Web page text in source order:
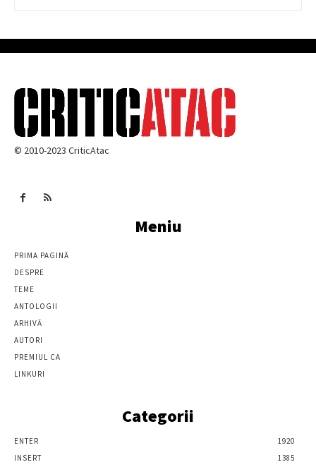
© 2010-2023 CriticAtac
Meniu
PRIMA PAGINĂ
DESPRE
TEME
ANTOLOGII
ARHIVĂ
AUTORI
PREMIUL CA
LINKURI
Categorii
ENTER
1920
INSERT
1385